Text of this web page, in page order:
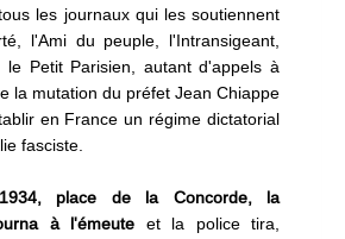
les journaux qui les soutiennent
l'Ami du peuple, l'Intransigeant,
le Petit Parisien, autant d'appels à
la mutation du préfet Jean Chiappe
en France un régime dictatorial
fasciste.
place de la Concorde, la
à l'émeute et la police tira,